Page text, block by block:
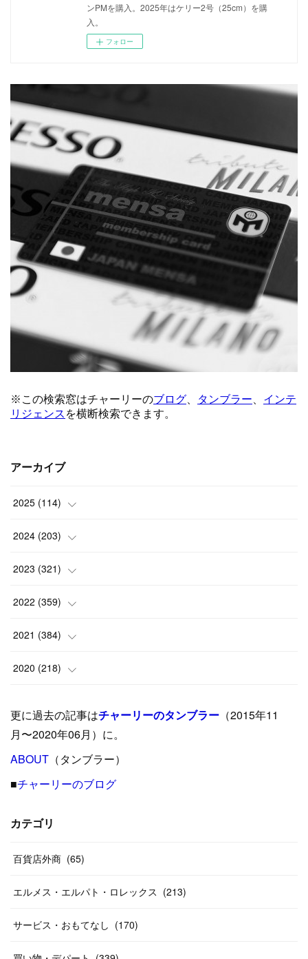
ンPMを購入。2025年はケリー2号（25cm）を購
入。
フォロー
アーカイブ
2025 (114)
(1)
(8)
(6)
(9 )
( 5 )
( 15
(24)
(8 )
(17
(12)
2024 (203)
(24)
(10)
(18)
(17)
)
(12)
19)
(13
(14)
2023 (321)
(25)
(17)
(35)
(33 )
(26)
27)
(29
(24)
(26
2022 (359)
(42)
(37)
(31)
(31)
31
(26
(20)
(14
(46
2021 (384)
(9)
(39)
( 23)
40
(55
(38)
(20
(31
58)
2020 (218)
(24)
( 42)
(33
(46)
(20
更に過去の記事はチャーリーのタンブラー （2015年11
月〜2020年06月）に。
ABOUT （タンブラー）
■チャーリーのブログ
カテゴリ
百貨店外商 (65)
エルメス・エルパト・ロレックス (213)
サービス・おもてなし (170)